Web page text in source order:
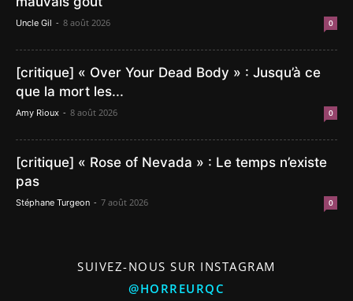
Uncle Gil - 8 août 2026 0
[critique] « Over Your Dead Body » : Jusqu’à ce
que la mort les...
Amy Rioux - 8 août 2026 0
[critique] « Rose of Nevada » : Le temps n’existe
pas
Stéphane Turgeon - 7 août 2026 0
SUIVEZ-NOUS SUR INSTAGRAM
@HORREURQC